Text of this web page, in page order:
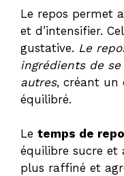
Le repos permet
et d’intensifier.
gustative. Le
ingrédients de
autres, créant un
équilibré.
Le temps de
équilibre sucre et
plus raffiné et